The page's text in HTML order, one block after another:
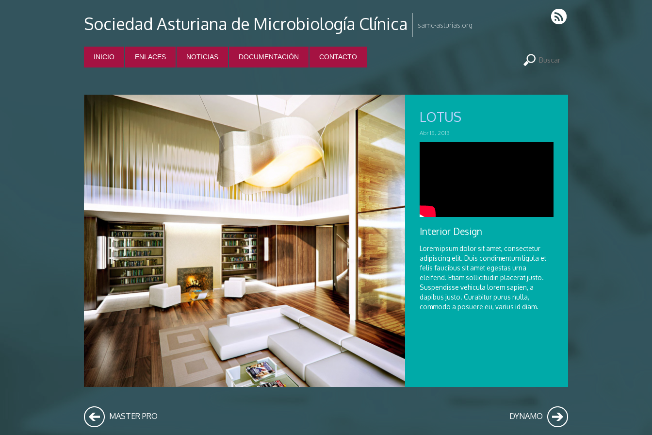
Sociedad Asturiana de Microbiología Clínica samc-asturias.org
INICIO ENLACES NOTICIAS DOCUMENTACIÓN CONTACTO
LOTUS
Abr 15, 2013
Interior Design
Lorem ipsum dolor sit amet, consectetur
adipiscing elit. Duis condimentum ligula et
felis faucibus sit amet egestas urna
eleifend. Etiam sollicitudin placerat justo.
Suspendisse vehicula lorem sapien, a
dapibus justo. Curabitur purus nulla,
commodo a posuere eu, varius id diam.
MASTER PRO DYNAMO